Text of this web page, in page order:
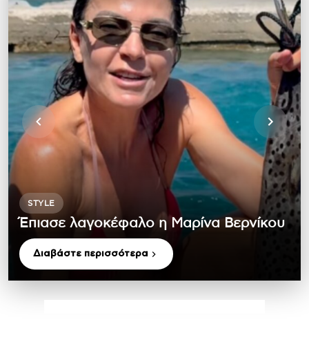
STYLE
Έπιασε λαγοκέφαλο η Μαρίνα Βερνίκου
Διαβάστε περισσότερα